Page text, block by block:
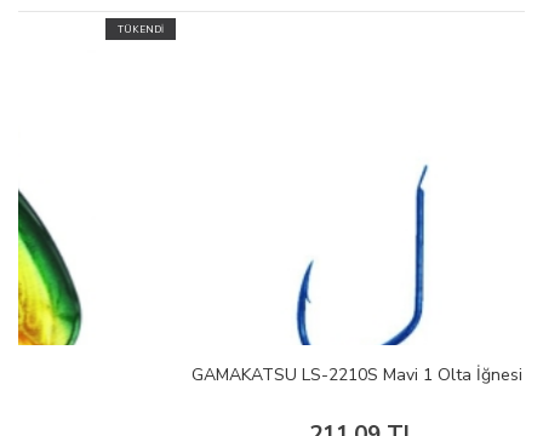
GAMAKATSU LS-2210S Mavi 1 Olta İğnesi